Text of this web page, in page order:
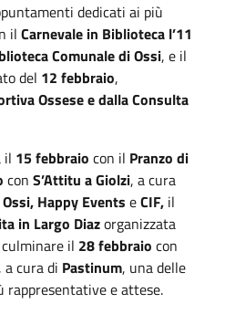
dedicati ai più
il Carnevale in Biblioteca l’11
Comunale di Ossi, e il
del 12 febbraio,
Ossese e dalla Consulta
il 15 febbraio con il Pranzo di
con S’Attitu a Giolzi, a cura
Happy Events eCIF, il
in Largo Diazorganizzata
il 28 febbraio con
a cura di Pastinum, una delle
rappresentative e attese.